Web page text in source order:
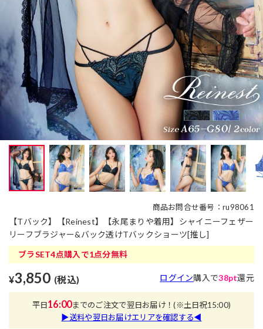
商品お問合せ番号：ru98061
【Tバック】【Reinest】【永尾まりや着用】シャイニーフェザー
リーフブラジャー&バック透けTバックショーツ[推し]
ブラSET4点購入で1点分無料
¥3,850 (税込) ログイン購入で38pt還元
平日16:00までのご注文で翌日お届け！(※土日祝15:00)
▶送料や翌日お届けエリアを確認する◀